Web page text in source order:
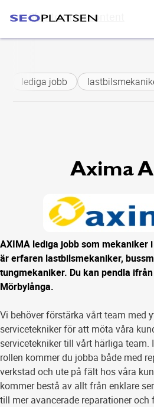
Skip to main content
lediga jobb
Axima
AXIMA lediga jobb som mekaniker
är erfaren lastbilsmekaniker,
tungmekaniker. Du kan pendla
Mörbylånga.
Vi behöver förstärka vårt team med
servicetekniker för att möta våra
servicetekniker till vårt härliga team.
rollen kommer du jobba både med
verkstad och ute på fält hos våra
kommer bestå av allt från enklare
till mer avancerade reparationer och